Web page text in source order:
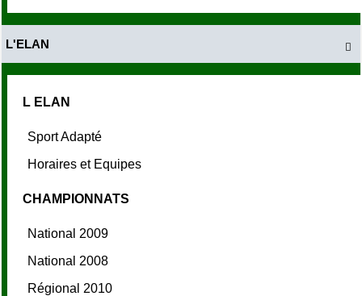

L'ELAN
L ELAN
Sport Adapté
Horaires et Equipes
CHAMPIONNATS
National 2009
National 2008
Régional 2010